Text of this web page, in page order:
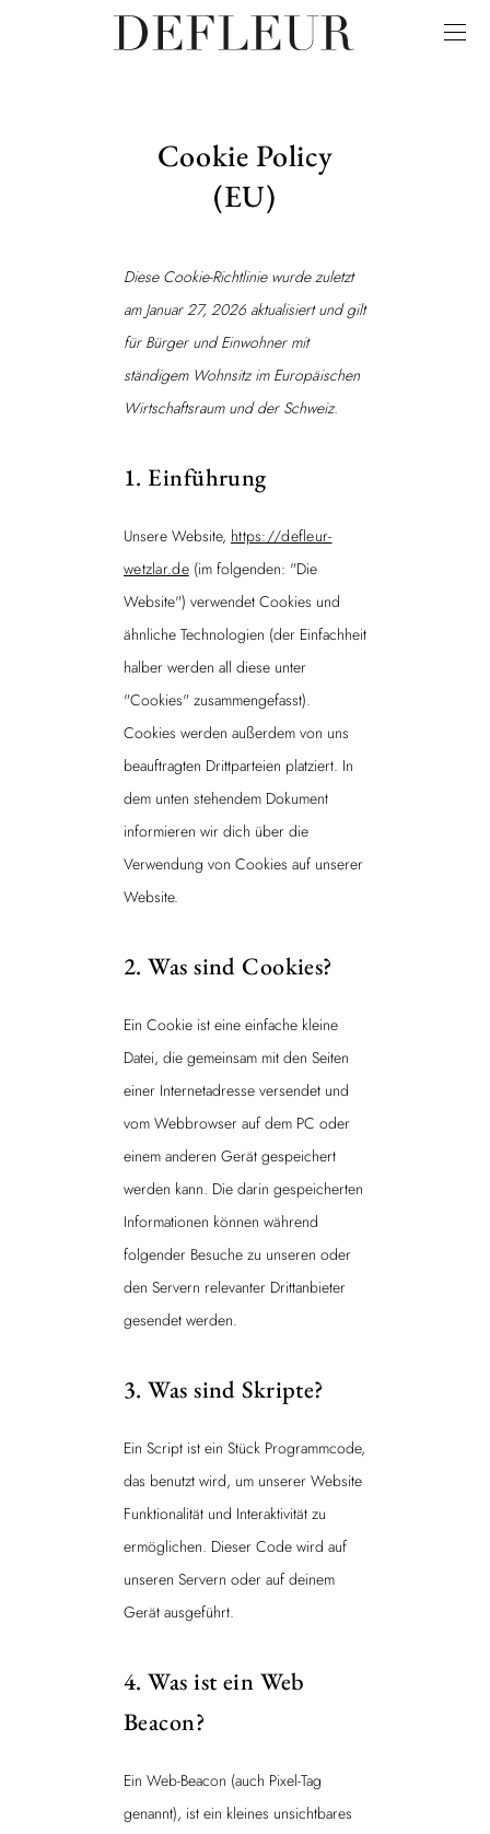
Cookie Policy
(EU)
Diese Cookie-Richtlinie wurde zuletzt
am Januar 27, 2026 aktualisiert und gilt
für Bürger und Einwohner mit
ständigem Wohnsitz im Europäischen
Wirtschaftsraum und der Schweiz.
1. Einführung
Unsere Website, https://defleur-
wetzlar.de(im folgenden: "Die
Website") verwendet Cookies und
ähnliche Technologien (der Einfachheit
halber werden all diese unter
"Cookies" zusammengefasst).
Cookies werden außerdem von uns
beauftragten Drittparteien platziert. In
dem unten stehendem Dokument
informieren wir dich über die
Verwendung von Cookies auf unserer
Website.
2. Was sind Cookies?
Ein Cookie ist eine einfache kleine
Datei, die gemeinsam mit den Seiten
einer Internetadresse versendet und
vom Webbrowser auf dem PC oder
einem anderen Gerät gespeichert
werden kann. Die darin gespeicherten
Informationen können während
folgender Besuche zu unseren oder
den Servern relevanter Drittanbieter
gesendet werden.
3. Was sind Skripte?
Ein Script ist ein Stück Programmcode,
das benutzt wird, um unserer Website
Funktionalität und Interaktivität zu
ermöglichen. Dieser Code wird auf
unseren Servern oder auf deinem
Gerät ausgeführt.
4. Was ist ein Web
Beacon?
Ein Web-Beacon (auch Pixel-Tag
genannt), ist ein kleines unsichtbares